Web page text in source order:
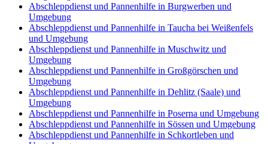
Abschleppdienst und Pannenhilfe in Burgwerben und
Umgebung
Abschleppdienst und Pannenhilfe in Taucha bei Weißenfels
und Umgebung
Abschleppdienst und Pannenhilfe in Muschwitz und
Umgebung
Abschleppdienst und Pannenhilfe in Großgörschen und
Umgebung
Abschleppdienst und Pannenhilfe in Dehlitz (Saale) und
Umgebung
Abschleppdienst und Pannenhilfe in Poserna und Umgebung
Abschleppdienst und Pannenhilfe in Sössen und Umgebung
Abschleppdienst und Pannenhilfe in Schkortleben und